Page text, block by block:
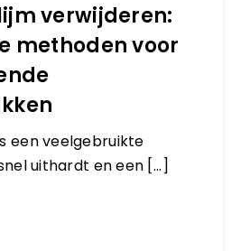
verwijderen:
methoden voor
een veelgebruikte
uithardt en een [...]